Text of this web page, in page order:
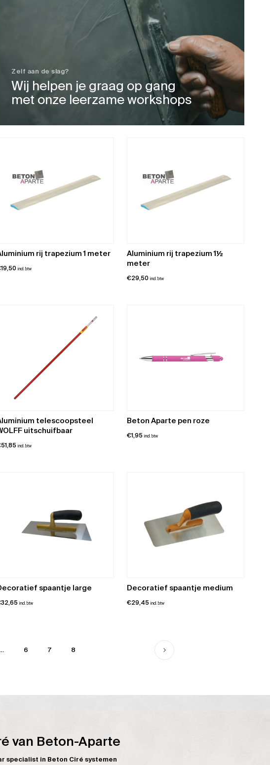
Zelf aan de slag?
Wij helpen je graag op gang
met onze leerzame workshops
rij trapezium 1 meter
19,50 incl. btw
Aluminium rij trapezium 1½
meter
€29,50 incl. btw
telescoopsteel
uitschuifbaar
51,85 incl. btw
Beton Aparte pen roze
€1,95 incl. btw
spaantje large
32,65 incl. btw
Decoratief spaantje medium
€29,45 incl. btw
… 6 7 8
van Beton-Aparte
specialist in Beton Ciré systemen